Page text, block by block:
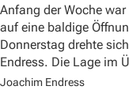
Anfang der Woche
auf eine baldige
Donnerstag drehte
Endress. Die Lage im
Joachim Endress